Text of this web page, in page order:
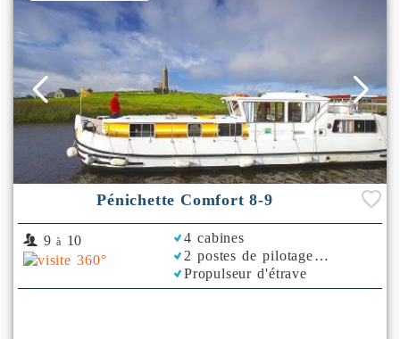
Pénichette Comfort 8-9
9 à 10
4 cabines
2 postes de pilotage
Propulseur d'étrave